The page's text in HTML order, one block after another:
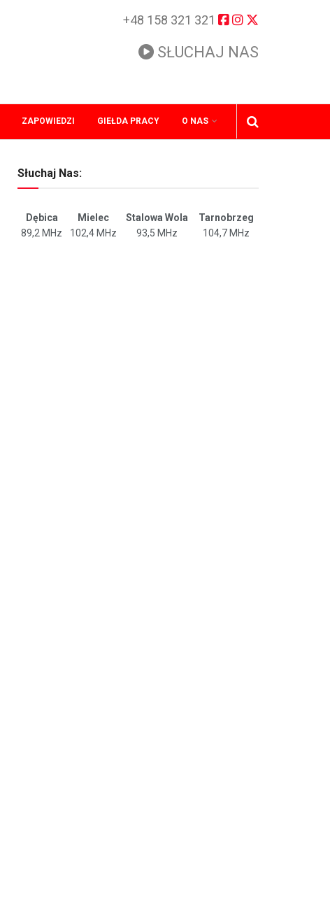
+48 158 321 321
SŁUCHAJ NAS
ZAPOWIEDZI GIEŁDA PRACY O NAS
Słuchaj Nas:
Dębica Mielec Stalowa Wola
Tarnobrzeg
89,2 MHz
102,4 MHz 93,5 MHz 104,7 MHz